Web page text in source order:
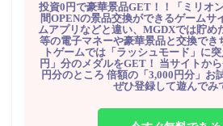
投資0円で豪華景品GET！！「ミリオ
間OPENの景品交換ができるゲームサ
ムアプリなどと違い、MGDXでは貯め
等の電子マネーや豪華景品と交換でき
トゲームでは「ラッシュモード」に
円」分のメダルをGET！ 当サイトか
円分のところ 倍額の「3,000円分」お
ぜひ登録して遊んでみ